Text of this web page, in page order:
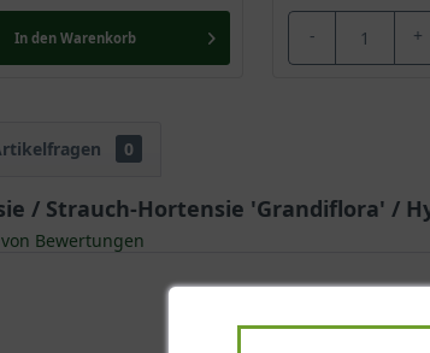
In den Warenkorb - +
0
/ Strauch-Hortensie 'Grandiflora' /
Bewertungen